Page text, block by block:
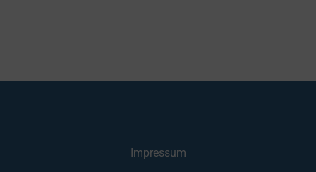
Impressum